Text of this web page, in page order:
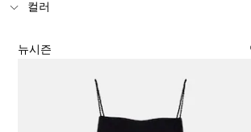
컬러
뉴시즌